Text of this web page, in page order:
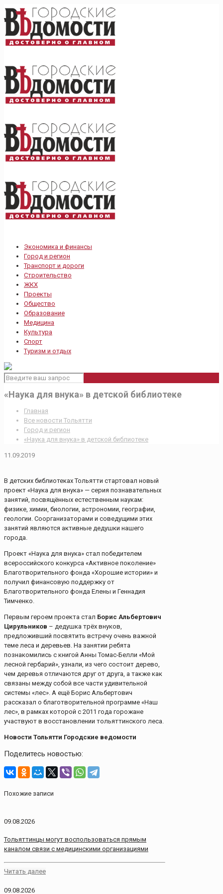
Экономика и финансы
Город и регион
Транспорт и дороги
Строительство
ЖКХ
Проекты
Общество
Образование
Медицина
Культура
Спорт
Туризм и отдых
«Наука для внука» в детской библиотеке
Главная
Все новости Тольятти
Город и регион
«Наука для внука» в детской библиотеке
11.09.2019
В детских библиотеках Тольятти стартовал новый
проект «Наука для внука» — серия познавательных
занятий, посвящённых естественным наукам:
физике, химии, биологии, астрономии, географии,
геологии. Соорганизаторами и соведущими этих
занятий являются активные дедушки нашего
города.
Проект «Наука для внука» стал победителем
всероссийского конкурса «Активное поколение»
Благотворительного фонда «Хорошие истории» и
получил финансовую поддержку от
Благотворительного фонда Елены и Геннадия
Тимченко.
Первым героем проекта стал Борис Альбертович
Цирульников – дедушка трёх внуков,
предложивший посвятить встречу очень важной
теме леса и деревьев. На занятии ребята
познакомились с книгой Анны Томас-Белли «Мой
лесной гербарий», узнали, из чего состоит дерево,
чем деревья отличаются друг от друга, а также как
связаны между собой все части удивительной
системы «лес». А ещё Борис Альбертович
рассказал о благотворительной программе «Наш
лес», в рамках которой с 2011 года горожане
участвуют в восстановлении тольяттинского леса.
Новости Тольятти Городские ведомости
Поделитесь новостью:
Похожие записи
09.08.2026
Тольяттинцы могут воспользоваться прямым
каналом связи с медицинскими организациями
Читать далее
09.08.2026